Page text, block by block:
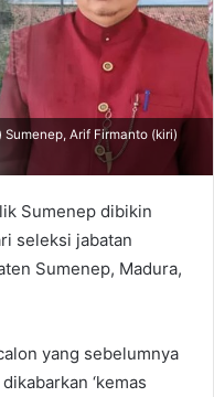
Arif Firmanto (kiri)
Sumenep dibikin
seleksi jabatan
Sumenep, Madura,
yang sebelumnya
‘kemas